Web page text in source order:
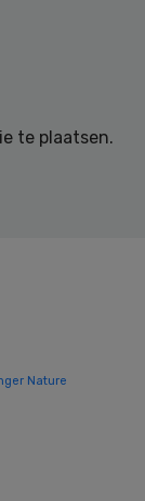
te plaatsen.
Nature